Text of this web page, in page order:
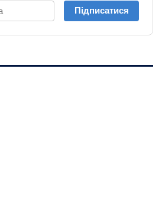
Підписатися